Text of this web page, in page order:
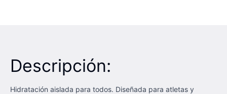
Descripción:
Hidratación aislada para todos. Diseñada para atletas y